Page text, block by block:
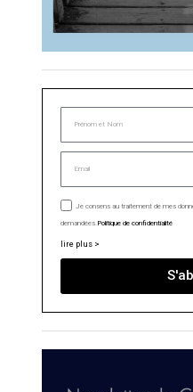
Je consens au traitement de mes
demandées. Politique de confidentialité
lire plus >